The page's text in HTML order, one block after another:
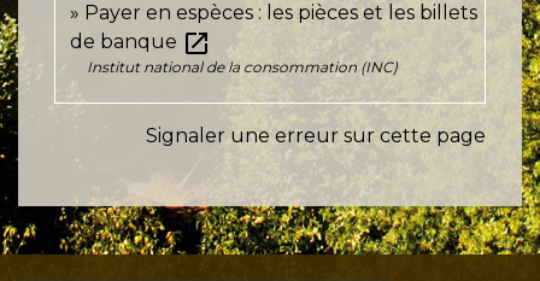
Payer en espèces : les pièces et les billets
de banque open_in_new
Institut national de la consommation (INC)
Signaler une erreur sur cette page